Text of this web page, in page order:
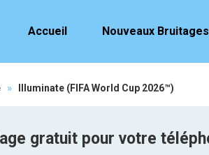
Accueil Nouveaux Bruitages
» Illuminate (FIFA World Cup 2026™)
gratuit pour votre